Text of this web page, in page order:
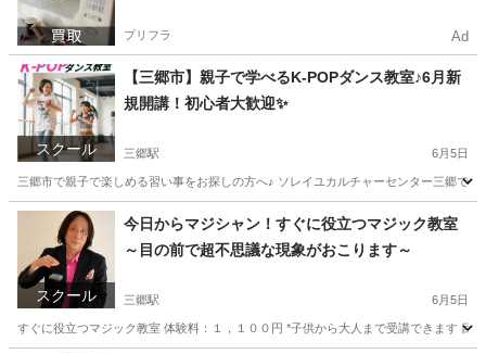
プリフラ Ad
スクール
【三郷市】親子で学べるK-POPダンス教室♪6月新
規開講！初心者大歓迎✨
三郷駅 6月5日
三郷市で親子で楽しめる習い事をお探しの方へ♪ ソレイユカルチャーセンター三郷で
埼玉 三郷市 三郷駅 ダンス 親子
スクール
今日からマジシャン！すぐに役立つマジック教室
～目の前で超不思議な現象がおこります～
三郷駅 6月5日
すぐに役立つマジック教室 体験料：１，１００円 *子供から大人まで受講できます